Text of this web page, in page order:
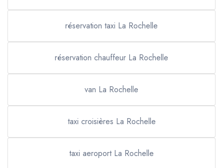
réservation taxi La Rochelle
réservation chauffeur La Rochelle
van La Rochelle
taxi croisières La Rochelle
taxi aeroport La Rochelle